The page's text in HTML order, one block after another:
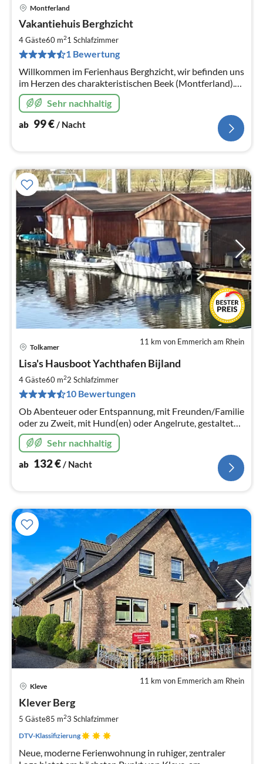
Montferland
Vakantiehuis Berghzicht
4 Gäste60 m21 Schlafzimmer
1 Bewertung
Willkommen im Ferienhaus Berghzicht, wir befinden uns
im Herzen des charakteristischen Beek (Montferland).
Mit zahlreichen Sehenswürdigkeiten, werden Sie sich
nicht langweilen.
Sehr nachhaltig
ab 99€/ Nacht
11 km von Emmerich am Rhein
Tolkamer
Lisa's Hausboot Yachthafen Bijland
4 Gäste60 m22 Schlafzimmer
10 Bewertungen
Ob Abenteuer oder Entspannung, mit Freunden/Familie
oder zu Zweit, mit Hund(en) oder Angelrute, gestaltet
Euren Urlaub nach Euren Vorstellungen und Wünschen!
Sehr nachhaltig
ab 132€/ Nacht
11 km von Emmerich am Rhein
Kleve
Klever Berg
5 Gäste85 m23 Schlafzimmer
DTV-Klassifizierung
Neue, moderne Ferienwohnung in ruhiger, zentraler